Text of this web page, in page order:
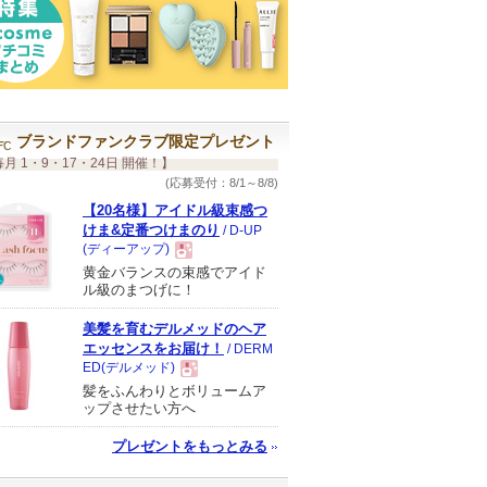
ブランドファンクラブ限定プレゼント
月 1・9・17・24日 開催！】
(応募受付：8/1～8/8)
【20名様】アイドル級束感つ
けま&定番つけまのり / D-UP
(ディーアップ)
現
品
黄金バランスの束感でアイド
ル級のまつげに！
美髪を育むデルメッドのヘア
エッセンスをお届け！ / DERM
ED(デルメッド)
現
品
髪をふんわりとボリュームア
ップさせたい方へ
プレゼントをもっとみる